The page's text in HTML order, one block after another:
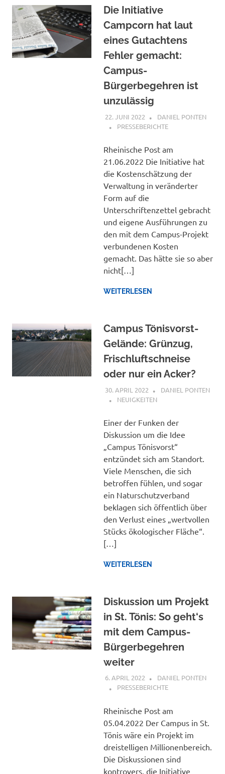
Die Initiative
Campcorn hat laut
eines Gutachtens
Fehler gemacht:
Campus-
Bürgerbegehren ist
unzulässig
22. JUNI 2022
DANIEL PONTEN
PRESSEBERICHTE
Rheinische Post am
21.06.2022 Die Initiative hat
die Kostenschätzung der
Verwaltung in veränderter
Form auf die
Unterschriftenzettel gebracht
und eigene Ausführungen zu
den mit dem Campus-Projekt
verbundenen Kosten
gemacht. Das hätte sie so aber
nicht[…]
WEITERLESEN
Campus Tönisvorst-
Gelände: Grünzug,
Frischluftschneise
oder nur ein Acker?
30. APRIL 2022
DANIEL PONTEN
NEUIGKEITEN
Einer der Funken der
Diskussion um die Idee
„Campus Tönisvorst“
entzündet sich am Standort.
Viele Menschen, die sich
betroffen fühlen, und sogar
ein Naturschutzverband
beklagen sich öffentlich über
den Verlust eines „wertvollen
Stücks ökologischer Fläche“.
[…]
WEITERLESEN
Diskussion um Projekt
in St. Tönis: So geht‘s
mit dem Campus-
Bürgerbegehren
weiter
6. APRIL 2022
DANIEL PONTEN
PRESSEBERICHTE
Rheinische Post am
05.04.2022 Der Campus in St.
Tönis wäre ein Projekt im
dreistelligen Millionenbereich.
Die Diskussionen sind
kontrovers, die Initiative